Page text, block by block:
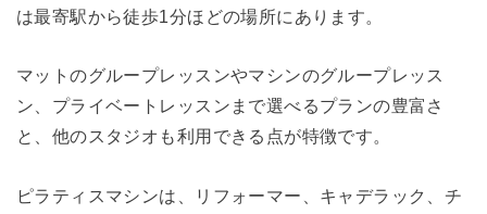
は最寄駅から徒歩1分ほどの場所にあります。
マットのグループレッスンやマシンのグループレッス
ン、プライベートレッスンまで選べるプランの豊富さ
と、他のスタジオも利用できる点が特徴です。
ピラティスマシンは、リフォーマー、キャデラック、チ